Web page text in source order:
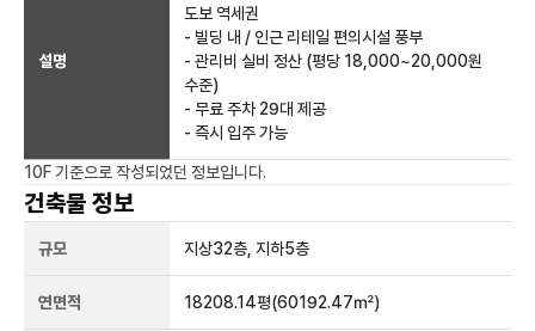
설명
도보 역세권
- 빌딩 내 / 인근 리테일 편의시설 풍부
- 관리비 실비 정산 (평당 18,000~20,000원
수준)
- 무료 주차 29대 제공
- 즉시 입주 가능
10F 기준으로 작성되었던 정보입니다.
건축물 정보
규모 지상32층, 지하5층
연면적 18208.14평(60192.47㎡)